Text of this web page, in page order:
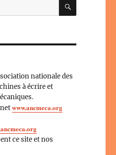
nationale des
à écrire et
www.ancmeca.org
ce site et nos